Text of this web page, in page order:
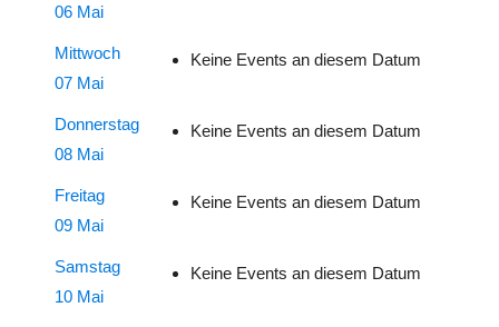
06 Mai
Mittwoch
07 Mai
Keine Events an diesem Datum
Donnerstag
08 Mai
Keine Events an diesem Datum
Freitag
09 Mai
Keine Events an diesem Datum
Samstag
10 Mai
Keine Events an diesem Datum